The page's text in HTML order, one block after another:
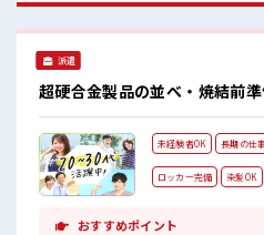
の合間の息抜きは休憩室
置きすぎには注意が必要
派遣
超硬合金製品の並べ・焼結前
未経験者OK 長期の仕
ロッカー完備 染髪OK
おすすめポイント